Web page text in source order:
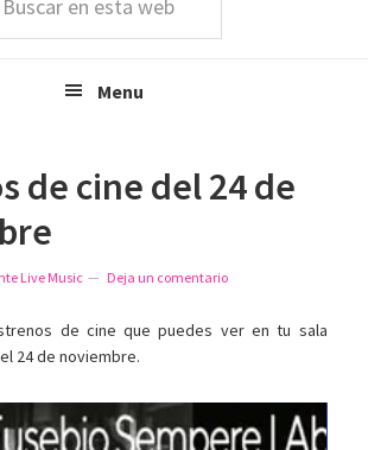
Menu
de cine del 24 de
Live Music Deja un comentario
de cine que puedes ver en tu sala
24 de noviembre.